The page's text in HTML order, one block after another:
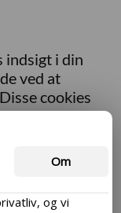
indsigt i din
ved at
cookies
brug af
Analytics
opleve
have besøgt
Om
og vi